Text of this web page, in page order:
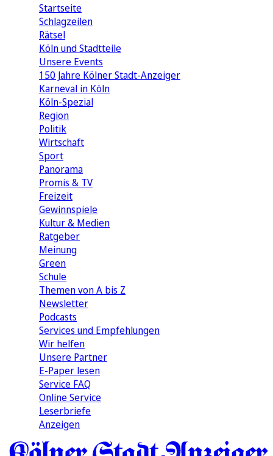
Startseite
Schlagzeilen
Rätsel
Köln und Stadtteile
Unsere Events
150 Jahre Kölner Stadt-Anzeiger
Karneval in Köln
Köln-Spezial
Region
Politik
Wirtschaft
Sport
Panorama
Promis & TV
Freizeit
Gewinnspiele
Kultur & Medien
Ratgeber
Meinung
Green
Schule
Themen von A bis Z
Newsletter
Podcasts
Services und Empfehlungen
Wir helfen
Unsere Partner
E-Paper lesen
Service FAQ
Online Service
Leserbriefe
Anzeigen